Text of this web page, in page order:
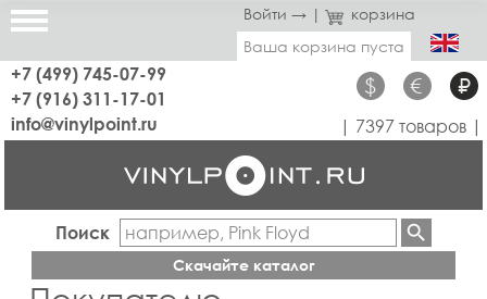
Войти → |
корзина
Ваша корзина пуста
+7 (499) 745-07-99
+7 (916) 311-17-01
$ € ₽
info@vinylpoint.ru | 7397 товаров |
Поиск
Скачайте каталог